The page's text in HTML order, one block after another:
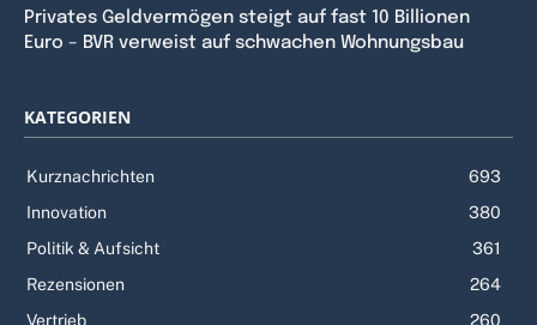
Privates Geldvermögen steigt auf fast 10 Billionen
Euro – BVR verweist auf schwachen Wohnungsbau
KATEGORIEN
Kurznachrichten
693
Innovation
380
Politik & Aufsicht
361
Rezensionen
264
Vertrieb
260